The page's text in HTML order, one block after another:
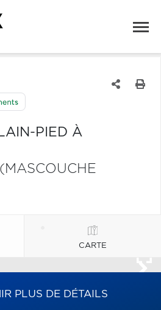
PIED À
CARTE
PLUS DE DÉTAILS